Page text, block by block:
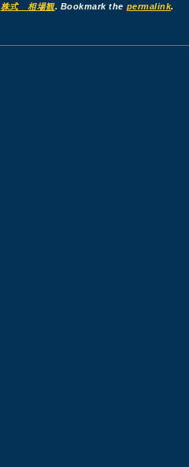
株式 相場観. Bookmark the permalink.